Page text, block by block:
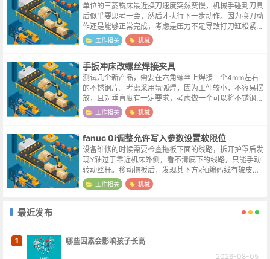
单位的三菱铣床最近换刀速度突然变慢，机械手碰到刀具
后似乎要思考一会，然后才执行下一步动作。因为换刀动
作还是能够正常完成，考虑是压力不足导致打刀缸松紧速
度过慢的原因。打刀缸上有两个信号，能够完成整个换刀
动作说明信号输出是没有问题的，问题...
工作相关 机械
手扳冲床改螺丝焊接夹具
测试几个新产品，需要在六角螺丝上焊接一个4mm左右
的不锈钢片。考虑采用氩弧焊，因为工件较小，不容易摆
放，且对垂直度有一定要求，考虑做一个可以将不锈钢片
竖直摆放的夹具，焊接时压下，焊接完成可复位。上下可
垂直移动的夹具，做起来颇费功夫，总...
工作相关 机械
fanuc 0i调整允许写入参数设置软限位
设备维修的时候需要检查拖板下面的线路，拆开护罩后发
现Y轴过于靠近机床外侧，看不清底下的线路，只能手动
转动丝杆。移动拖板后，发现其下方x轴编码线有破皮，
重新连接并且用胶布包裹后故障排除。设备回零的时候z
轴与x轴都是正常，唯有y轴报“50...
工作相关 机械
最近发布
1
哪些因素会影响孩子长高
2026-08-05